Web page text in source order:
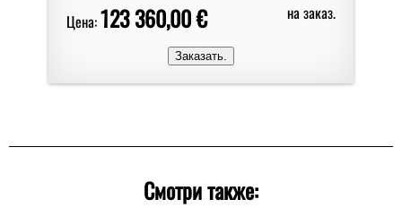
Цена:123 360,00 € на заказ.
Смотри также: